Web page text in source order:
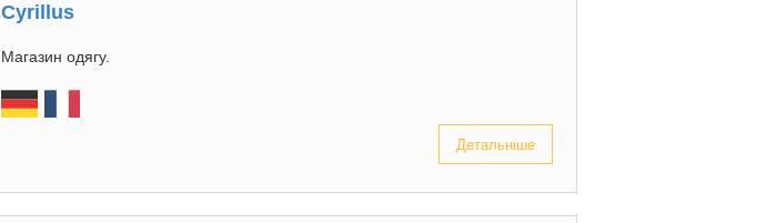
Cyrillus
Магазин одягу.
Детальніше